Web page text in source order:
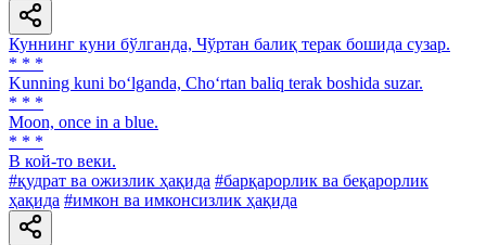
Куннинг куни бўлганда, Чўртан балиқ терак бошида сузар.
* * *
Kunning kuni bo‘lganda, Cho‘rtan baliq terak boshida suzar.
* * *
Moon, once in a blue.
* * *
В кой-то веки.
#қудрат ва ожизлик ҳақида #барқарорлик ва беқарорлик
ҳақида #имкон ва имконсизлик ҳақида